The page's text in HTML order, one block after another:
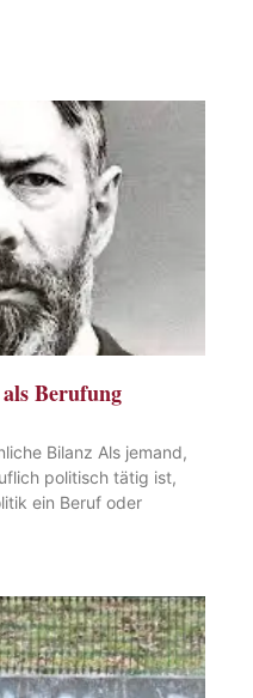
Berufung
Bilanz Als jemand,
politisch tätig ist,
ein Beruf oder